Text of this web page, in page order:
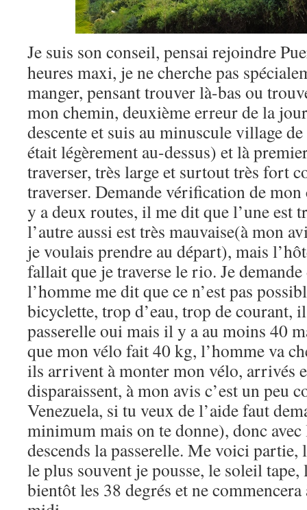
Je suis son conseil, pensai rejoindre
heures maxi, je ne cherche pas
manger, pensant trouver là-bas ou
mon chemin, deuxième erreur de la
descente et suis au minuscule village
était légèrement au-dessus) et là
traverser, très large et surtout très fort
traverser. Demande vérification de
y a deux routes, il me dit que l’une est
l’autre aussi est très mauvaise(à mon
je voulais prendre au départ), mais
fallait que je traverse le rio. Je
l’homme me dit que ce n’est pas
bicyclette, trop d’eau, trop de courant,
passerelle oui mais il y a au moins 40
que mon vélo fait 40 kg, l’homme va
ils arrivent à monter mon vélo, arrivés
disparaissent, à mon avis c’est un peu
Venezuela, si tu veux de l’aide faut
minimum mais on te donne), donc
descends la passerelle. Me voici partie,
le plus souvent je pousse, le soleil
bientôt les 38 degrés et ne commencera